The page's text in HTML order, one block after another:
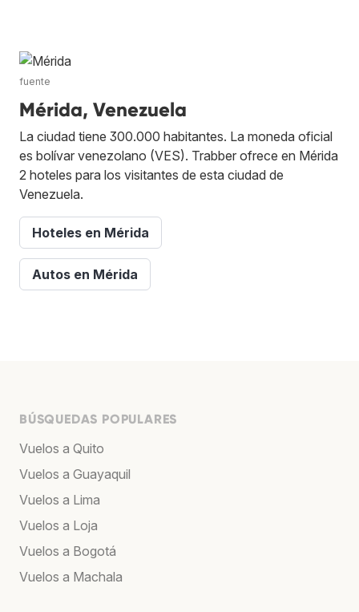
fuente
Mérida, Venezuela
La ciudad tiene 300.000 habitantes. La moneda oficial
es bolívar venezolano (VES). Trabber ofrece en Mérida
2 hoteles para los visitantes de esta ciudad de
Venezuela.
Hoteles en Mérida
Autos en Mérida
BÚSQUEDAS POPULARES
Vuelos a Quito
Vuelos a Guayaquil
Vuelos a Lima
Vuelos a Loja
Vuelos a Bogotá
Vuelos a Machala